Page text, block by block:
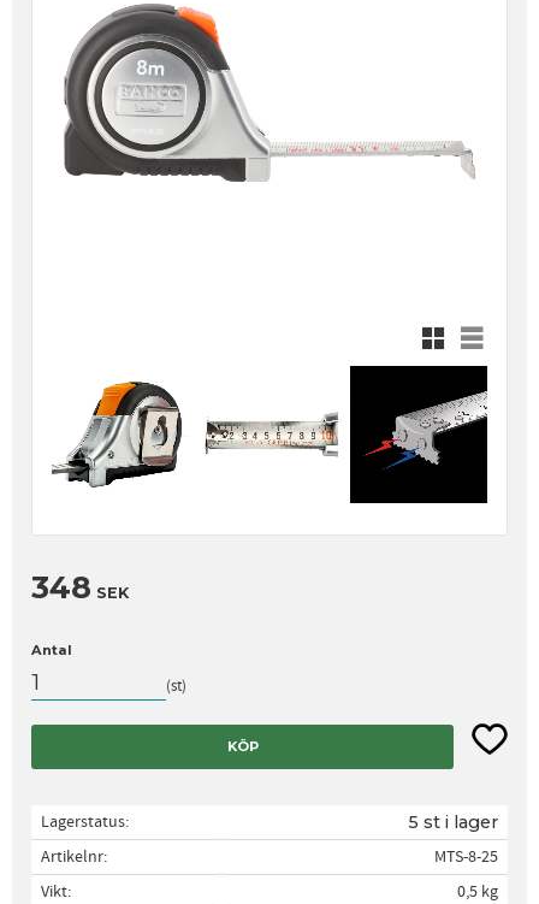
Rutnätsvy
Listvy
348 SEK
Antal
st
KÖP Lägg
Lagerstatus 5 st i lager
Artikelnr
MTS-8-25
Vikt
0,5 kg